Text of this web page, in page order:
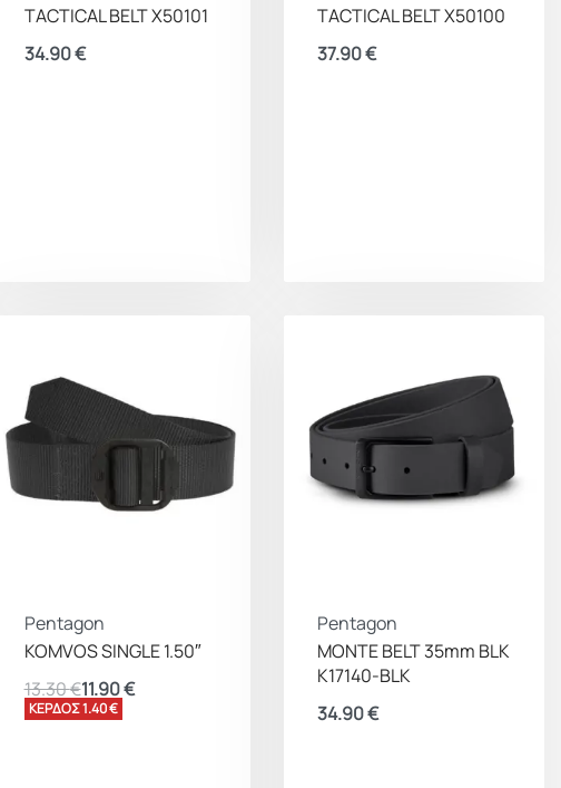
TACTICAL BELT Χ50101
34.90€
TACTICAL BELT Χ50100
37.90€
Pentagon
KOMVOS SINGLE 1.50″
13.30€11.90€
ΚΕΡΔΟΣ 1.40 €
Pentagon
MONTE BELT 35mm BLK
K17140-BLK
34.90€